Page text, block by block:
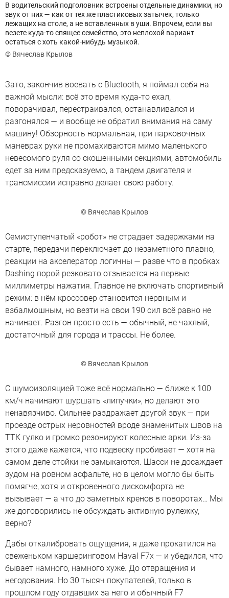
В водительский подголовник встроены отдельные динамики, но
звук от них — как от тех же пластиковых затычек, только
лежащих на столе, а не вставленных в уши. Впрочем, если вы
везете куда-то спящее семейство, это неплохой вариант
остаться с хоть какой-нибудь музыкой.
© Вячеслав Крылов
Зато, закончив воевать с Bluetooth, я поймал себя на
важной мысли: всё это время куда-то ехал,
поворачивал, перестраивался, останавливался и
разгонялся — и вообще не обратил внимания на саму
машину! Обзорность нормальная, при парковочных
маневрах руки не промахиваются мимо маленького
невесомого руля со скошенными секциями, автомобиль
едет за ним предсказуемо, а тандем двигателя и
трансмиссии исправно делает свою работу.
© Вячеслав Крылов
Семиступенчатый «робот» не страдает задержками на
старте, передачи переключает до незаметного плавно,
реакции на акселератор логичны — разве что в пробках
Dashing порой резковато отзывается на первые
миллиметры нажатия. Главное не включать спортивный
режим: в нём кроссовер становится нервным и
взбалмошным, но везти на свои 190 сил всё равно не
начинает. Разгон просто есть — обычный, не чахлый,
достаточный для города и трассы. Не более.
© Вячеслав Крылов
С шумоизоляцией тоже всё нормально — ближе к 100
км/ч начинают шуршать «липучки», но делают это
ненавязчиво. Сильнее раздражает другой звук — при
проезде острых неровностей вроде знаменитых швов на
ТТК гулко и громко резонируют колесные арки. Из-за
этого даже кажется, что подвеску пробивает — хотя на
самом деле стойки не замыкаются. Шасси не досаждает
зудом на ровном асфальте, но в целом могло бы быть
помягче, хотя и откровенного дискомфорта не
вызывает — а что до заметных кренов в поворотах… Мы
же договорились не обсуждать активную рулежку,
верно?
Дабы откалибровать ощущения, я даже прокатился на
свеженьком каршеринговом Haval F7x — и убедился, что
бывает намного, намного хуже. До отвращения и
негодования. Но 30 тысяч покупателей, только в
прошлом году отдавших за него и обычный F7